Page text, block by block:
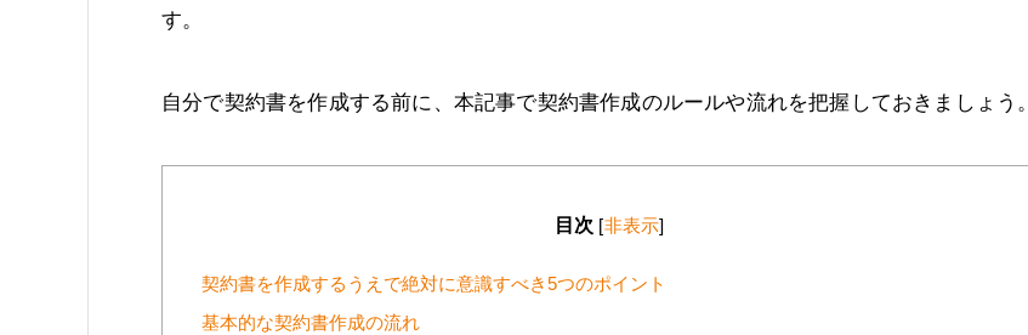
す。
自分で契約書を作成する前に、本記事で契約書作成のルールや流れを把握しておきましょう。
目次 [非表示]
契約書を作成するうえで絶対に意識すべき5つのポイント
基本的な契約書作成の流れ